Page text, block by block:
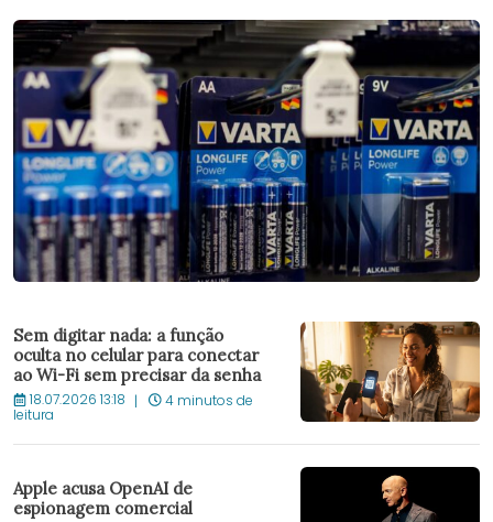
Sem digitar nada: a função
oculta no celular para conectar
ao Wi-Fi sem precisar da senha
18.07.2026 13:18 4 minutos de
leitura
Apple acusa OpenAI de
espionagem comercial